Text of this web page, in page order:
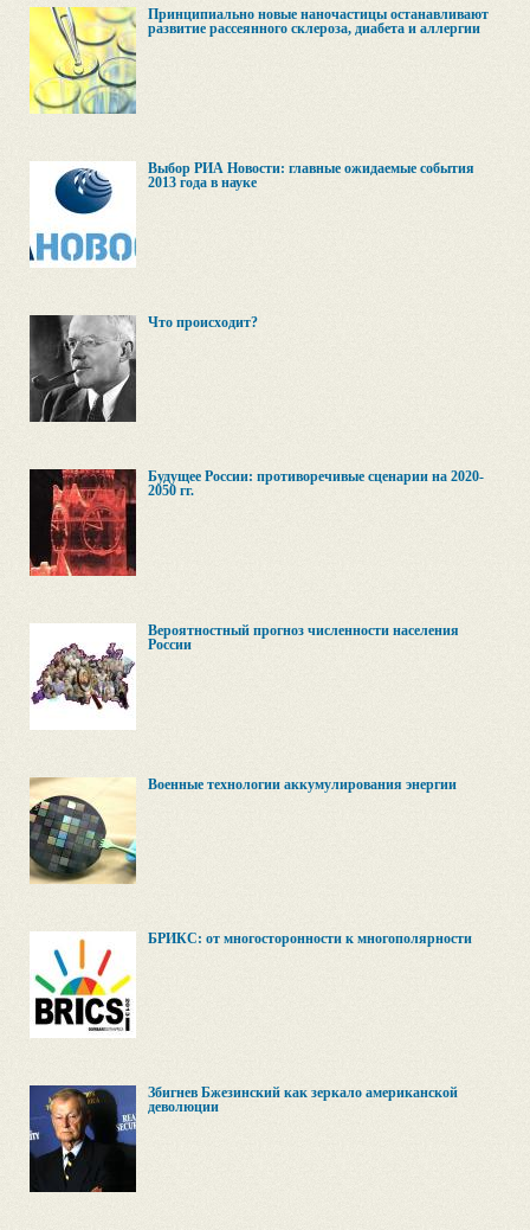
Принципиально новые наночастицы останавливают
развитие рассеянного склероза, диабета и аллергии
Выбор РИА Новости: главные ожидаемые события
2013 года в науке
Что происходит?
Будущее России: противоречивые сценарии на 2020-
2050 гг.
Вероятностный прогноз численности населения
России
Военные технологии аккумулирования энергии
БРИКС: от многосторонности к многополярности
Збигнев Бжезинский как зеркало американской
деволюции